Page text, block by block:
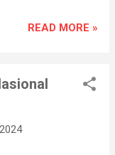
itu kan begitu
jika
SK (Pj
terima. Pelantikan
sebagai Pj
READ MORE »